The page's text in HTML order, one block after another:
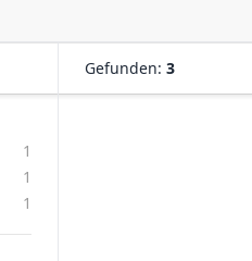
1
1
1
Gefunden: 3